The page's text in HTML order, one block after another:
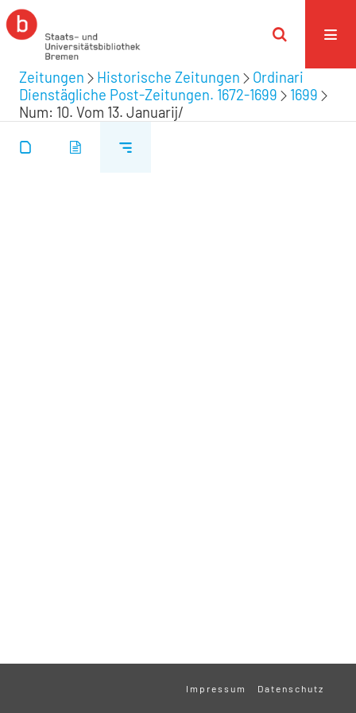
Zeitungen Historische Zeitungen
Ordinari
Dienstägliche Post-Zeitungen. 1672-1699
1699
Num: 10. Vom 13. Januarij/
Impressum Datenschutz